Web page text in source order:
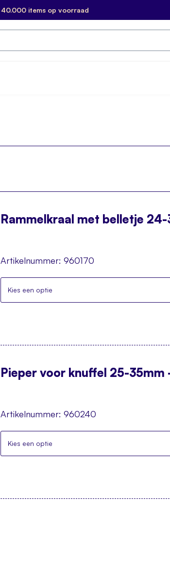
40.000 items op voorraad
Rammelkraal met belletje
Artikelnummer: 960170
Kies een optie
Pieper voor knuffel 25-35mm
Artikelnummer: 960240
Kies een optie